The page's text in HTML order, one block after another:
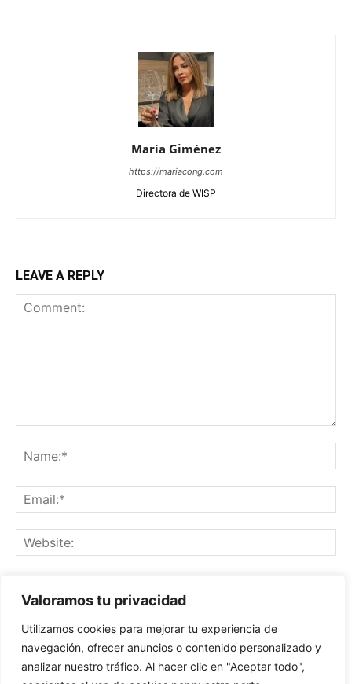
Valoramos tu privacidad
Utilizamos cookies para mejorar tu experiencia de
navegación, ofrecer anuncios o contenido personalizado y
analizar nuestro tráfico. Al hacer clic en "Aceptar todo",
María Giménez
https://mariacong.com
Directora de WISP
LEAVE A REPLY
next time I comment.